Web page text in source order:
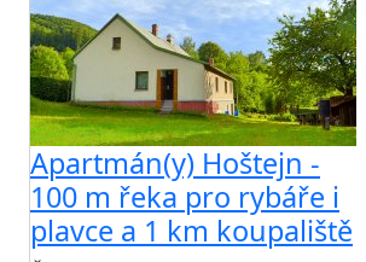
Apartmán(y) Hoštejn -
100 m řeka pro rybáře i
plavce a 1 km koupaliště